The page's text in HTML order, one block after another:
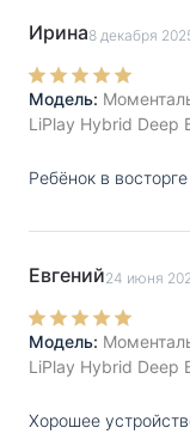
Ирина8 декабря
Модель:
LiPlay Hybrid Deep
Ребёнок в восторге
Евгений24 июня
Модель:
LiPlay Hybrid Deep
Хорошее